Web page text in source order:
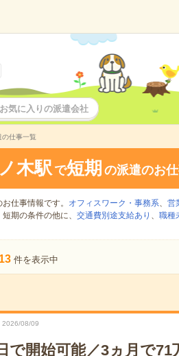
お気に入りの派遣会社
の仕事一覧
木駅 で短期 の派遣のお
仕事情報です。 オフィスワーク・事務系、 営
期の条件の他に、 交通費別途支給あり 、 職種
13 件を表示中
2026/08/09
で開始可能／3ヵ月で71